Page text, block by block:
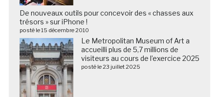
De nouveaux outils pour concevoir des « chasses aux
trésors » sur iPhone !
posté le 15 décembre 2010
Le Metropolitan Museum of Art a
accueilli plus de 5,7 millions de
visiteurs au cours de l’exercice 2025
posté le 23 juillet 2025